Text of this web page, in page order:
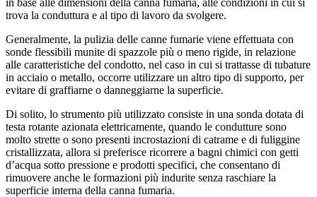
in base alle dimensioni della canna fumaria, alle condizioni in cui si
trova la conduttura e al tipo di lavoro da svolgere.
Generalmente, la pulizia delle canne fumarie viene effettuata con
sonde flessibili munite di spazzole più o meno rigide, in relazione
alle caratteristiche del condotto, nel caso in cui si trattasse di tubature
in acciaio o metallo, occorre utilizzare un altro tipo di supporto, per
evitare di graffiarne o danneggiarne la superficie.
Di solito, lo strumento più utilizzato consiste in una sonda dotata di
testa rotante azionata elettricamente, quando le condutture sono
molto strette o sono presenti incrostazioni di catrame e di fuliggine
cristallizzata, allora si preferisce ricorrere a bagni chimici con getti
d’acqua sotto pressione e prodotti specifici, che consentano di
rimuovere anche le formazioni più indurite senza raschiare la
superficie interna della canna fumaria.